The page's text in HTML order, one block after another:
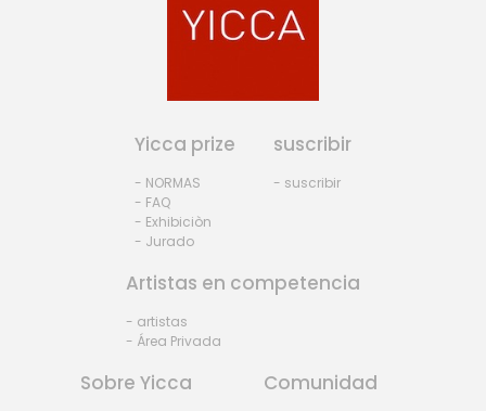
Yicca prize
- NORMAS
- FAQ
- Exhibiciòn
- Jurado
suscribir
- suscribir
Artistas en competencia
- artistas
- Área Privada
Sobre Yicca Comunidad